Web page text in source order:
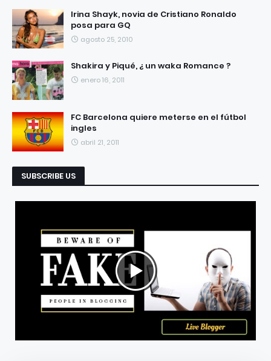
RECIENTES
Irina Shayk, novia de Cristiano Ronaldo
posa para GQ
agosto 25, 2010
Shakira y Piqué, ¿ un waka Romance ?
enero 16, 2011
FC Barcelona quiere meterse en el fútbol
ingles
abril 21, 2011
SUBSCRIBE US